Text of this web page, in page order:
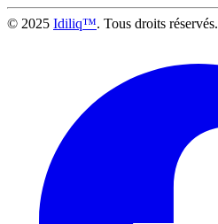
© 2025 Idiliq™. Tous droits réservés.